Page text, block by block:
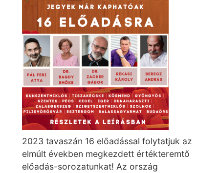
2023 tavaszán 16 előadással folytatjuk az
elmúlt években megkezdett értékteremtő
előadás-sorozatunkat! Az ország